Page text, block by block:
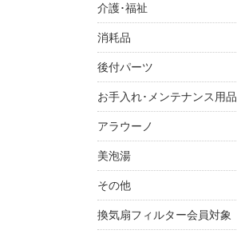
介護･福祉
消耗品
後付パーツ
お手入れ･メンテナンス用品
アラウーノ
美泡湯
その他
換気扇フィルター会員対象